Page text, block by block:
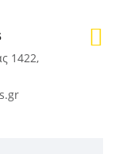
1422,